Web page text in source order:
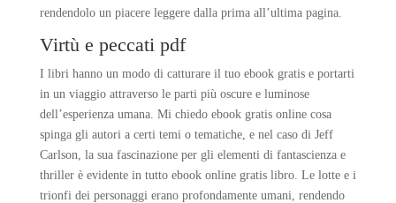
rendendolo un piacere leggere dalla prima all’ultima pagina.
Virtù e peccati pdf
I libri hanno un modo di catturare il tuo ebook gratis e portarti
in un viaggio attraverso le parti più oscure e luminose
dell’esperienza umana. Mi chiedo ebook gratis online cosa
spinga gli autori a certi temi o tematiche, e nel caso di Jeff
Carlson, la sua fascinazione per gli elementi di fantascienza e
thriller è evidente in tutto ebook online gratis libro. Le lotte e i
trionfi dei personaggi erano profondamente umani, rendendo